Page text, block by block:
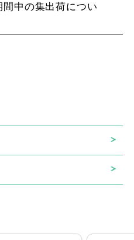
中の集出荷につい